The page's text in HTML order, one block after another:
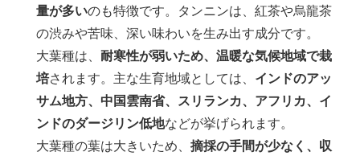
量が多いのも特徴です。タンニンは、紅茶や烏龍茶
の渋みや苦味、深い味わいを生み出す成分です。
大葉種は、耐寒性が弱いため、温暖な気候地域で栽
培されます。主な生育地域としては、 インドのアッ
サム地方、中国雲南省、スリランカ、アフリカ、イ
ンドのダージリン低地などが挙げられます。
大葉種の葉は大きいため、摘採の手間が少なく、収